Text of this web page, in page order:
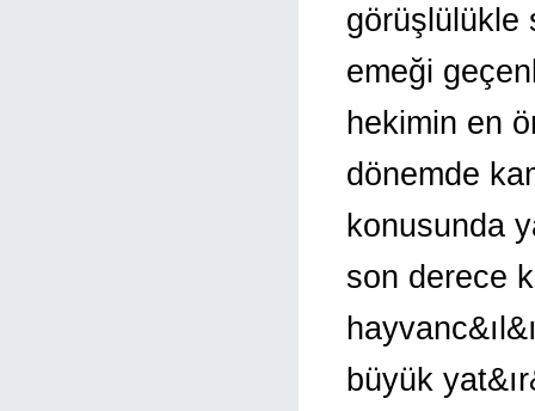
görüşlülükle
emeği
hekimin en
dönemde
konusunda
son derece
büyük